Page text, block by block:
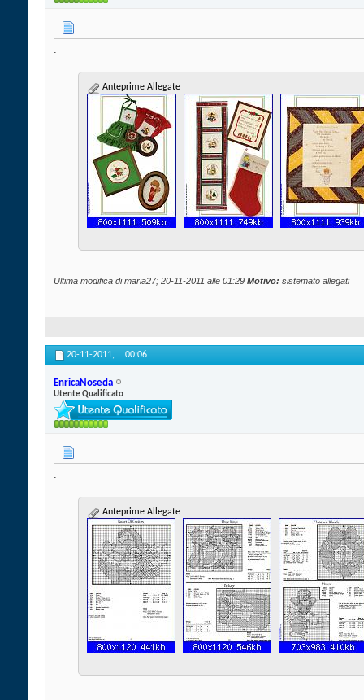
.
Anteprime Allegate
Ultima modifica di maria27; 20-11-2011 alle 01:29 Motivo: sistemato allegati
20-11-2011, 00:06
EnricaNoseda
Utente Qualificato
.
Anteprime Allegate